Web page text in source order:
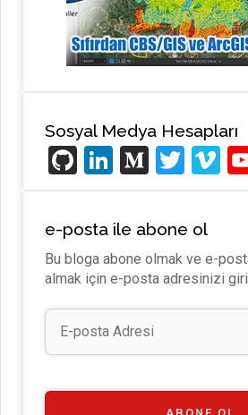
Sosyal Medya Hesapları
Gi
t
H
u
b
Li
n
ke
dI
n
M
e
di
u
m
T
wi
tt
er
Vi
m
e-posta ile abone ol
Bu bloga abone olmak ve e-
almak için e-posta adresinizi
E-
posta